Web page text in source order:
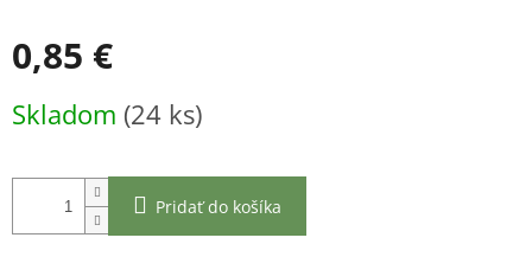
0,85 €
cena:
Skladom (24 ks)
Pridať do košíka